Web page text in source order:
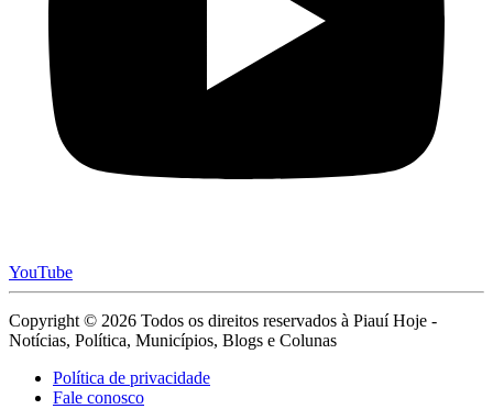
YouTube
Copyright © 2026 Todos os direitos reservados à Piauí Hoje -
Notícias, Política, Municípios, Blogs e Colunas
Política de privacidade
Fale conosco